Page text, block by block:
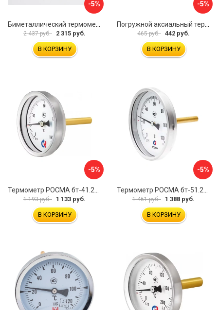
-5%
2 437 руб. 2 315 руб.
В КОРЗИНУ
-5%
465 руб. 442 руб.
В КОРЗИНУ
-5%
1 193 руб. 1 133 руб.
В КОРЗИНУ
-5%
1 461 руб. 1 388 руб.
В КОРЗИНУ